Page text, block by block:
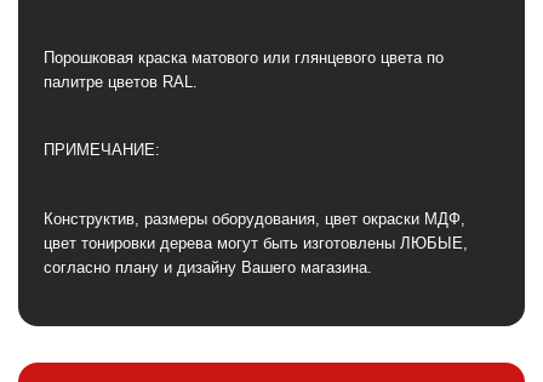
Порошковая краска матового или глянцевого цвета по
палитре цветов RAL.
ПРИМЕЧАНИЕ:
Конструктив, размеры оборудования, цвет окраски МДФ,
цвет тонировки дерева могут быть изготовлены ЛЮБЫЕ,
согласно плану и дизайну Вашего магазина.